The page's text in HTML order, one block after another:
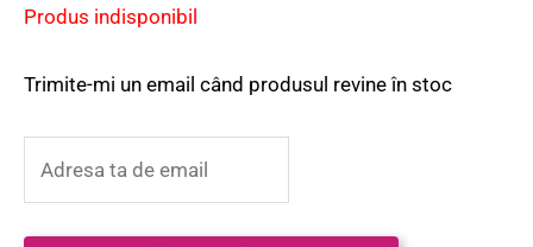
Produs indisponibil
Trimite-mi un email când produsul revine în stoc